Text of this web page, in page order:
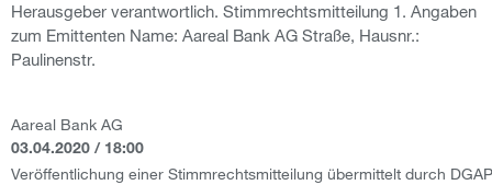
Herausgeber verantwortlich. Stimmrechtsmitteilung 1. Angaben
zum Emittenten Name: Aareal Bank AG Straße, Hausnr.:
Paulinenstr.
Aareal Bank AG
03.04.2020 / 18:00
Veröffentlichung einer Stimmrechtsmitteilung übermittelt durch